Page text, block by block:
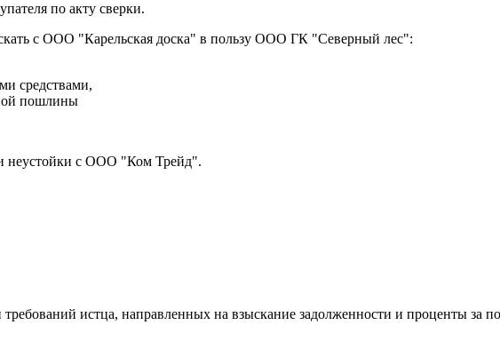
по акту сверки.
с ООО "Карельская доска" в пользу ООО ГК "Северный лес":
средствами,
пошлины
неустойки с ООО "Ком Трейд".
истца, направленных на взыскание задолженности и проценты за